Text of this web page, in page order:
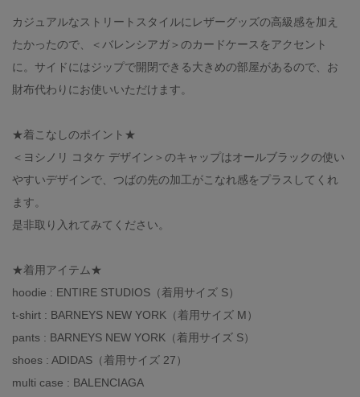
カジュアルなストリートスタイルにレザーグッズの高級感を加え
たかったので、＜バレンシアガ＞のカードケースをアクセント
に。サイドにはジップで開閉できる大きめの部屋があるので、お
財布代わりにお使いいただけます。
★着こなしのポイント★
＜ヨシノリ コタケ デザイン＞のキャップはオールブラックの使い
やすいデザインで、つばの先の加工がこなれ感をプラスしてくれ
ます。
是非取り入れてみてください。
★着用アイテム★
hoodie : ENTIRE STUDIOS（着用サイズ S）
t-shirt : BARNEYS NEW YORK（着用サイズ M）
pants : BARNEYS NEW YORK（着用サイズ S）
shoes : ADIDAS（着用サイズ 27）
multi case : BALENCIAGA